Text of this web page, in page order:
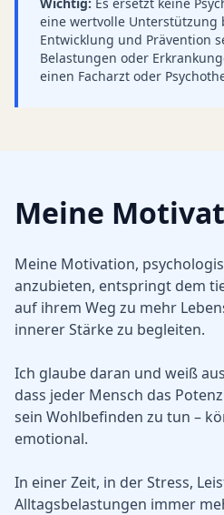
eine wertvolle Unterstützung
Entwicklung und Prävention
Belastungen oder
einen Facharzt oder
Meine
Meine Motivation,
anzubieten, entspringt dem
auf ihrem Weg zu mehr
innerer Stärke zu begleiten.
Ich glaube daran und weiß
dass jeder Mensch das
sein Wohlbefinden zu tun –
emotional.
In einer Zeit, in der Stress,
Alltagsbelastungen immer